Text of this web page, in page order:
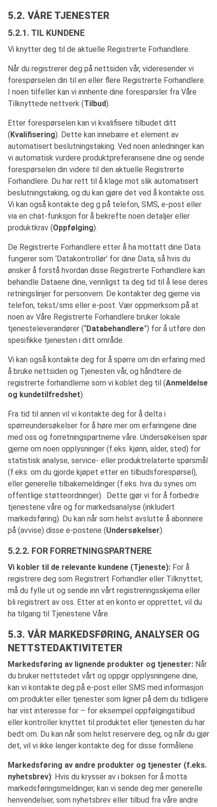
5.2. VÅRE TJENESTER
5.2.1. TIL KUNDENE
Vi knytter deg til de aktuelle Registrerte Forhandlere.
Når du registrerer deg på nettsiden vår, videresender vi
forespørselen din til en eller flere Registrerte Forhandlere.
I noen tilfeller kan vi innhente dine forespørsler fra Våre
Tilknyttede nettverk (Tilbud).
Etter forespørselen kan vi kvalifisere tilbudet ditt
(Kvalifisering). Dette kan innebære et element av
automatisert beslutningstaking. Ved noen anledninger kan
vi automatisk vurdere produktpreferansene dine og sende
forespørselen din videre til den aktuelle Registrerte
Forhandlere. Du har rett til å klage mot slik automatisert
beslutningstaking, og du kan gjøre det ved å kontakte oss.
Vi kan også kontakte deg g på telefon, SMS, e-post eller
via en chat-funksjon for å bekrefte noen detaljer eller
produktkrav (Oppfølging).
De Registrerte Forhandlere etter å ha mottatt dine Data
fungerer som ‘Datakontrollør’ for dine Data, så hvis du
ønsker å forstå hvordan disse Registrerte Forhandlere kan
behandle Dataene dine, vennligst ta deg tid til å lese deres
retningslinjer for personvern. De kontakter deg gjerne via
telefon, tekst/sms eller e-post. Vær oppmerksom på at
noen av Våre Registrerte Forhandlere bruker lokale
tjenesteleverandører (“Databehandlere”) for å utføre den
spesifikke tjenesten i ditt område.
Vi kan også kontakte deg for å spørre om din erfaring med
å bruke nettsiden og Tjenesten vår, og håndtere de
registrerte forhandlerne som vi koblet deg til (Anmeldelse
og kundetilfredshet).
Fra tid til annen vil vi kontakte deg for å delta i
spørreundersøkelser for å høre mer om erfaringene dine
med oss og forretningspartnerne våre. Undersøkelsen spør
gjerne om noen opplysninger (f.eks. kjønn, alder, sted) for
statistisk analyse, service- eller produktrelaterte spørsmål
(f.eks. om du gjorde kjøpet etter en tilbudsforespørsel),
eller generelle tilbakemeldinger (f.eks. hva du synes om
offentlige støtteordninger). Dette gjør vi for å forbedre
tjenestene våre og for markedsanalyse (inkludert
markedsføring). Du kan når som helst avslutte å abonnere
på (avvise) disse e-postene (Undersøkelser).
5.2.2. FOR FORRETNINGSPARTNERE
Vi kobler til de relevante kundene (Tjeneste): For å
registrere deg som Registrert Forhandler eller Tilknyttet,
må du fylle ut og sende inn vårt registreringsskjema eller
bli registrert av oss. Etter at en konto er opprettet, vil du
ha tilgang til Tjenestene Våre.
5.3. VÅR MARKEDSFØRING, ANALYSER OG
NETTSTEDAKTIVITETER
Markedsføring av lignende produkter og tjenester: Når
du bruker nettstedet vårt og oppgir opplysningene dine,
kan vi kontakte deg på e-post eller SMS med informasjon
om produkter eller tjenester som ligner på dem du tidligere
har vist interesse for – for eksempel oppfølgingstilbud
eller kontroller knyttet til produktet eller tjenesten du har
bedt om. Du kan når som helst reservere deg, og når du gjør
det, vil vi ikke lenger kontakte deg for disse formålene.
Markedsføring av andre produkter og tjenester (f.eks.
nyhetsbrev): Hvis du krysser av i boksen for å motta
markedsføringsmeldinger, kan vi sende deg mer generelle
henvendelser, som nyhetsbrev eller tilbud fra våre andre